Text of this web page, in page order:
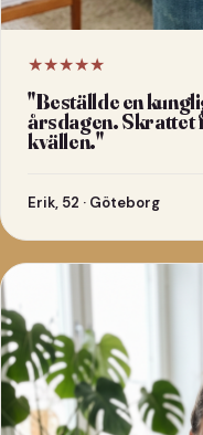
★★★★★
"Beställde en
årsdagen. Skrattet
kvällen."
Erik, 52 · Göteborg